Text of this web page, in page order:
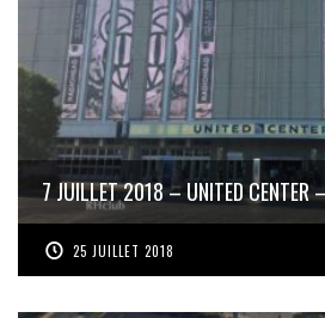
7 JUILLET 2018 – UNITED CENTER
25 JUILLET 2018